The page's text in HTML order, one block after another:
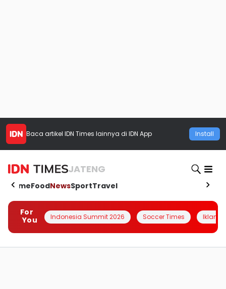
Baca artikel IDN Times lainnya di IDN App Install
JATENG
HomeFoodNewsSportTravel
For
You
Indonesia Summit 2026 Soccer Times Iklanin